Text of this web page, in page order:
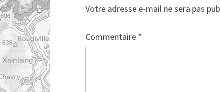
Votre adresse e-mail ne sera pas
Commentaire *